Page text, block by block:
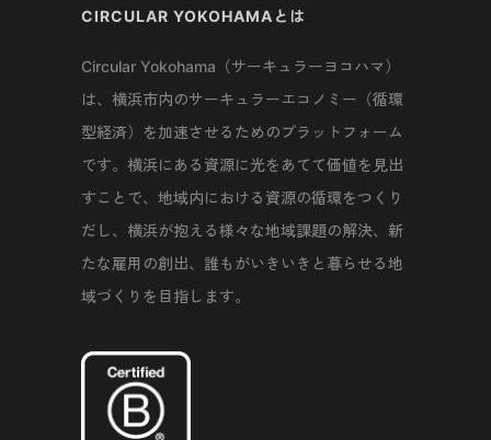
CIRCULAR YOKOHAMAとは
Circular Yokohama（サーキュラーヨコハマ）
は、横浜市内のサーキュラーエコノミー（循環
型経済）を加速させるためのプラットフォーム
です。横浜にある資源に光をあてて価値を見出
すことで、地域内における資源の循環をつくり
だし、横浜が抱える様々な地域課題の解決、新
たな雇用の創出、誰もがいきいきと暮らせる地
域づくりを目指します。